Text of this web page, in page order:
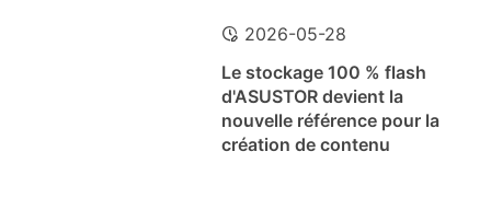
2026-05-28
Le stockage 100 % flash
d'ASUSTOR devient la
nouvelle référence pour la
création de contenu